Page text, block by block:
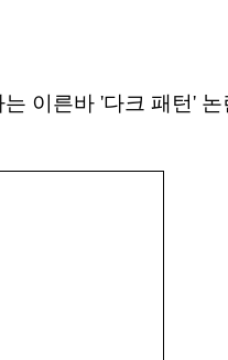
이른바 '다크 패턴'